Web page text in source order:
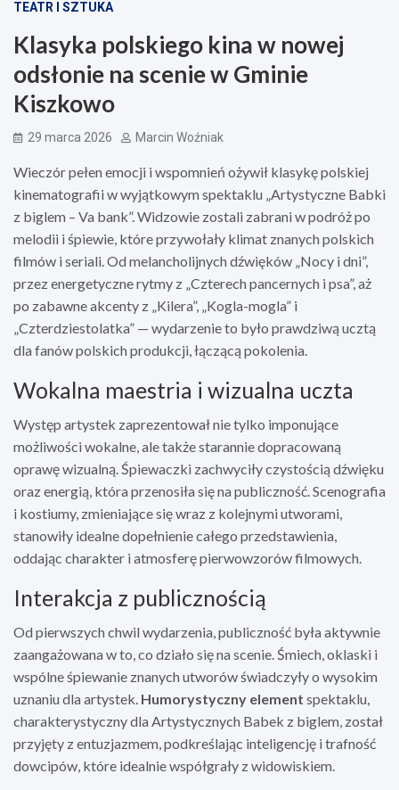
TEATR I SZTUKA
Klasyka polskiego kina w nowej
odsłonie na scenie w Gminie
Kiszkowo
29 marca 2026 Marcin Woźniak
Wieczór pełen emocji i wspomnień ożywił klasykę polskiej
kinematografii w wyjątkowym spektaklu „Artystyczne Babki
z biglem – Va bank”. Widzowie zostali zabrani w podróż po
melodii i śpiewie, które przywołały klimat znanych polskich
filmów i seriali. Od melancholijnych dźwięków „Nocy i dni”,
przez energetyczne rytmy z „Czterech pancernych i psa”, aż
po zabawne akcenty z „Kilera”, „Kogla-mogla” i
„Czterdziestolatka” — wydarzenie to było prawdziwą ucztą
dla fanów polskich produkcji, łączącą pokolenia.
Wokalna maestria i wizualna uczta
Występ artystek zaprezentował nie tylko imponujące
możliwości wokalne, ale także starannie dopracowaną
oprawę wizualną. Śpiewaczki zachwyciły czystością dźwięku
oraz energią, która przenosiła się na publiczność. Scenografia
i kostiumy, zmieniające się wraz z kolejnymi utworami,
stanowiły idealne dopełnienie całego przedstawienia,
oddając charakter i atmosferę pierwowzorów filmowych.
Interakcja z publicznością
Od pierwszych chwil wydarzenia, publiczność była aktywnie
zaangażowana w to, co działo się na scenie. Śmiech, oklaski i
wspólne śpiewanie znanych utworów świadczyły o wysokim
uznaniu dla artystek. Humorystyczny element spektaklu,
charakterystyczny dla Artystycznych Babek z biglem, został
przyjęty z entuzjazmem, podkreślając inteligencję i trafność
dowcipów, które idealnie współgrały z widowiskiem.